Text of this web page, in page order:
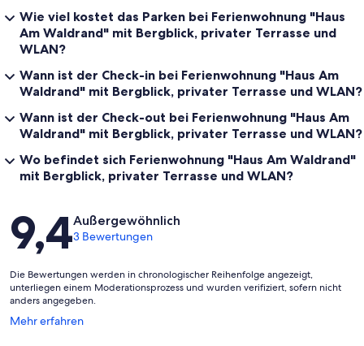
Wie viel kostet das Parken bei Ferienwohnung "Haus
Am Waldrand" mit Bergblick, privater Terrasse und
WLAN?
Wann ist der Check-in bei Ferienwohnung "Haus Am
Waldrand" mit Bergblick, privater Terrasse und WLAN?
Wann ist der Check-out bei Ferienwohnung "Haus Am
Waldrand" mit Bergblick, privater Terrasse und WLAN?
Wo befindet sich Ferienwohnung "Haus Am Waldrand"
mit Bergblick, privater Terrasse und WLAN?
Bewertungen
9,4Außergewöhnlich
3 Bewertungen
Die Bewertungen werden in chronologischer Reihenfolge angezeigt,
unterliegen einem Moderationsprozess und wurden verifiziert, sofern nicht
anders angegeben.
Mehr erfahren
Wird